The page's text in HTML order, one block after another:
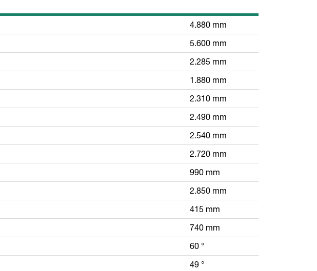
4.880 mm
5.600 mm
2.285 mm
1.880 mm
2.310 mm
2.490 mm
2.540 mm
2.720 mm
990 mm
2.850 mm
415 mm
740 mm
60 °
49 °